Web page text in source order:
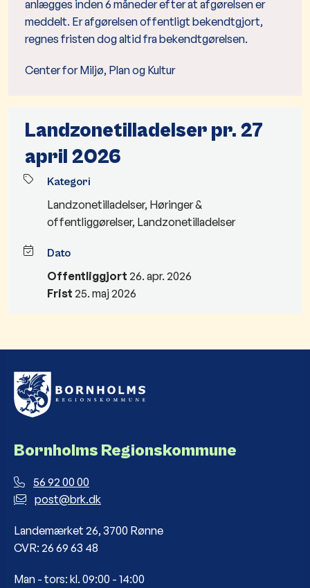
anlægges inden 6 måneder efter at afgørelsen er
meddelt. Er afgørelsen offentligt bekendtgjort,
regnes fristen dog altid fra bekendtgørelsen.
Center for Miljø, Plan og Kultur
Landzonetilladelser pr. 27
april 2026
Kategori
Landzonetilladelser, Høringer &
offentliggørelser, Landzonetilladelser
Dato
Offentliggjort 26. apr. 2026
Frist 25. maj 2026
Bornholms Regionskommune
56 92 00 00
post@brk.dk
Landemærket 26, 3700 Rønne
CVR: 26 69 63 48
Man - tors: kl. 09:00 - 14:00